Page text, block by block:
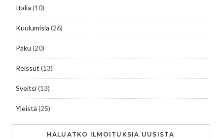
Italia (10)
Kuulumisia (26)
Paku (20)
Reissut (13)
Sveitsi(13)
Yleistä (25)
HALUATKO ILMOITUKSIA UUSISTA